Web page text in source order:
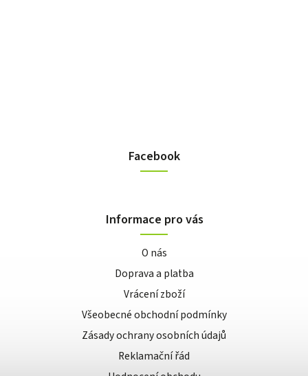
Facebook
Informace pro vás
O nás
Doprava a platba
Vrácení zboží
Všeobecné obchodní podmínky
Zásady ochrany osobních údajů
Reklamační řád